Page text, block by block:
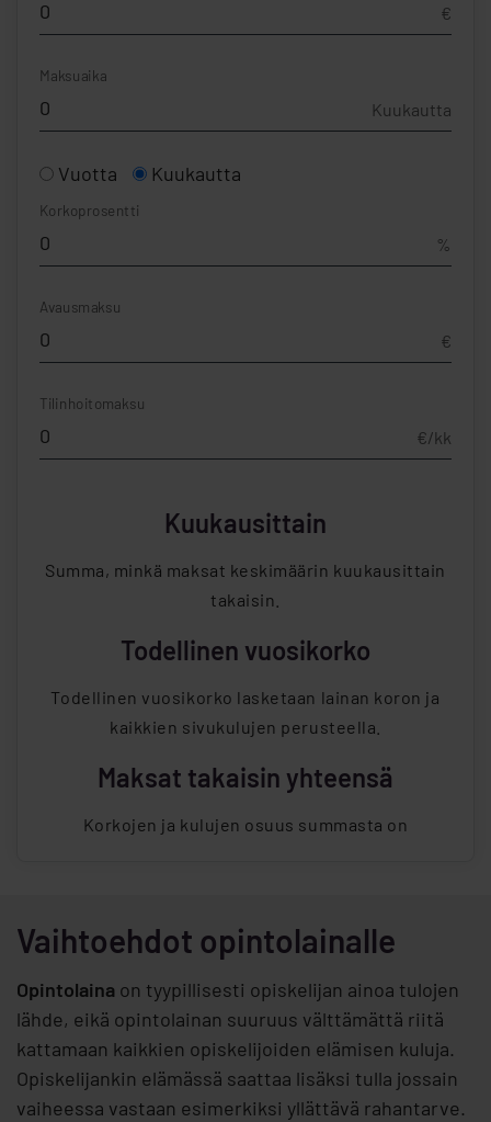
€
Maksuaika
Kuukautta
Vuotta Kuukautta
Korkoprosentti
%
Avausmaksu
€
Tilinhoitomaksu
€/kk
Kuukausittain
Summa, minkä maksat keskimäärin kuukausittain
takaisin.
Todellinen vuosikorko
Todellinen vuosikorko lasketaan lainan koron ja
kaikkien sivukulujen perusteella.
Maksat takaisin yhteensä
Korkojen ja kulujen osuus summasta on
Vaihtoehdot opintolainalle
Opintolaina on tyypillisesti opiskelijan ainoa tulojen
lähde, eikä opintolainan suuruus välttämättä riitä
kattamaan kaikkien opiskelijoiden elämisen kuluja.
Opiskelijankin elämässä saattaa lisäksi tulla jossain
vaiheessa vastaan esimerkiksi yllättävä rahantarve.